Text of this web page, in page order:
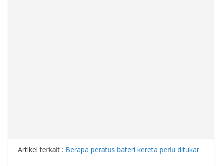
Artikel terkait : Berapa peratus bateri kereta perlu ditukar